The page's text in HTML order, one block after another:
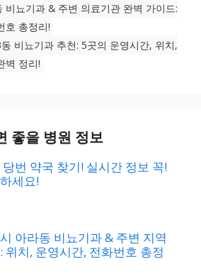
비뇨기과 & 주변 의료기관 완벽 가이드:
호 총정리!
비뇨기과 추천: 5곳의 운영시간, 위치,
벽 정리!
좋을 병원 정보
당번 약국 찾기! 실시간 정보 꼭!
세요!
아라동 비뇨기과 & 주변 지역
위치, 운영시간, 전화번호 총정